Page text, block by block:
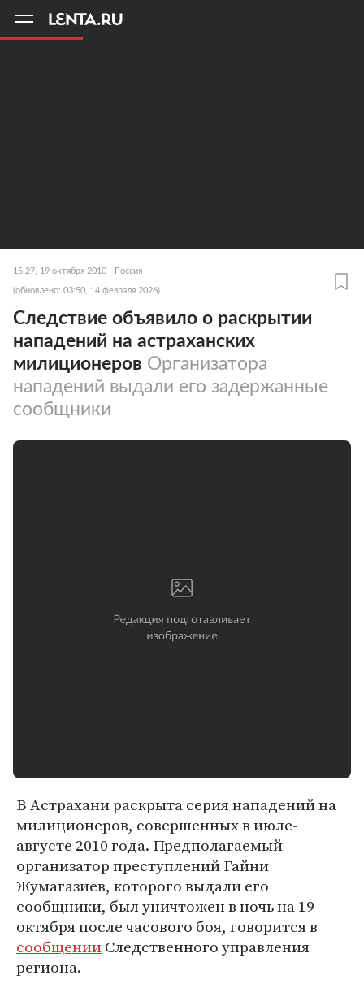
15:27, 19 октября 2010 Россия
(обновлено: 03:50, 14 февраля 2026)
Следствие объявило о раскрытии
нападений на астраханских
милиционеров Организатора
нападений выдали его задержанные
сообщники
В Астрахани раскрыта серия нападений на
милиционеров, совершенных в июле-
августе 2010 года. Предполагаемый
организатор преступлений Гайни
Жумагазиев, которого выдали его
сообщники, был уничтожен в ночь на 19
октября после часового боя, говорится в
сообщенииСледственного управления
региона.